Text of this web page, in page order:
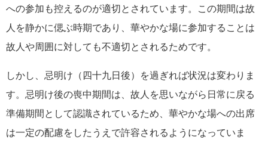
への参加も控えるのが適切とされています。この期間は故
人を静かに偲ぶ時期であり、華やかな場に参加することは
故人や周囲に対しても不適切とされるためです。
しかし、忌明け（四十九日後）を過ぎれば状況は変わりま
す。忌明け後の喪中期間は、故人を思いながら日常に戻る
準備期間として認識されているため、華やかな場への出席
は一定の配慮をしたうえで許容されるようになっていま